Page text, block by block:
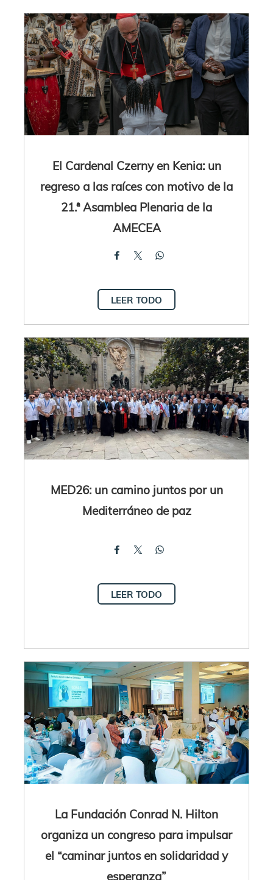
El Cardenal Czerny en Kenia: un
regreso a las raíces con motivo de la
21.ª Asamblea Plenaria de la
AMECEA
LEER TODO
MED26: un camino juntos por un
Mediterráneo de paz
LEER TODO
La Fundación Conrad N. Hilton
organiza un congreso para impulsar
el “caminar juntos en solidaridad y
esperanza”